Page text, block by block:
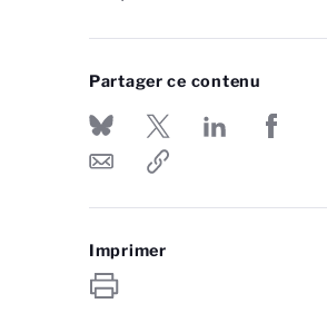
Partager ce contenu
Imprimer